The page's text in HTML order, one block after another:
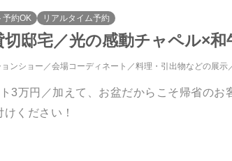
予約OK リアルタイム予約
邸宅／光の感動チャペル×和
ンショー 会場コーディネート 料理・引出物などの展示
3万円／加えて、お盆だからこそ帰省の
ください！